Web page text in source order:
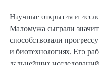
Научные открытия и
Маломужа сыграли
способствовали
и биотехнологиях. Его